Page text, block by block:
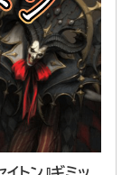
トン』ギミッ